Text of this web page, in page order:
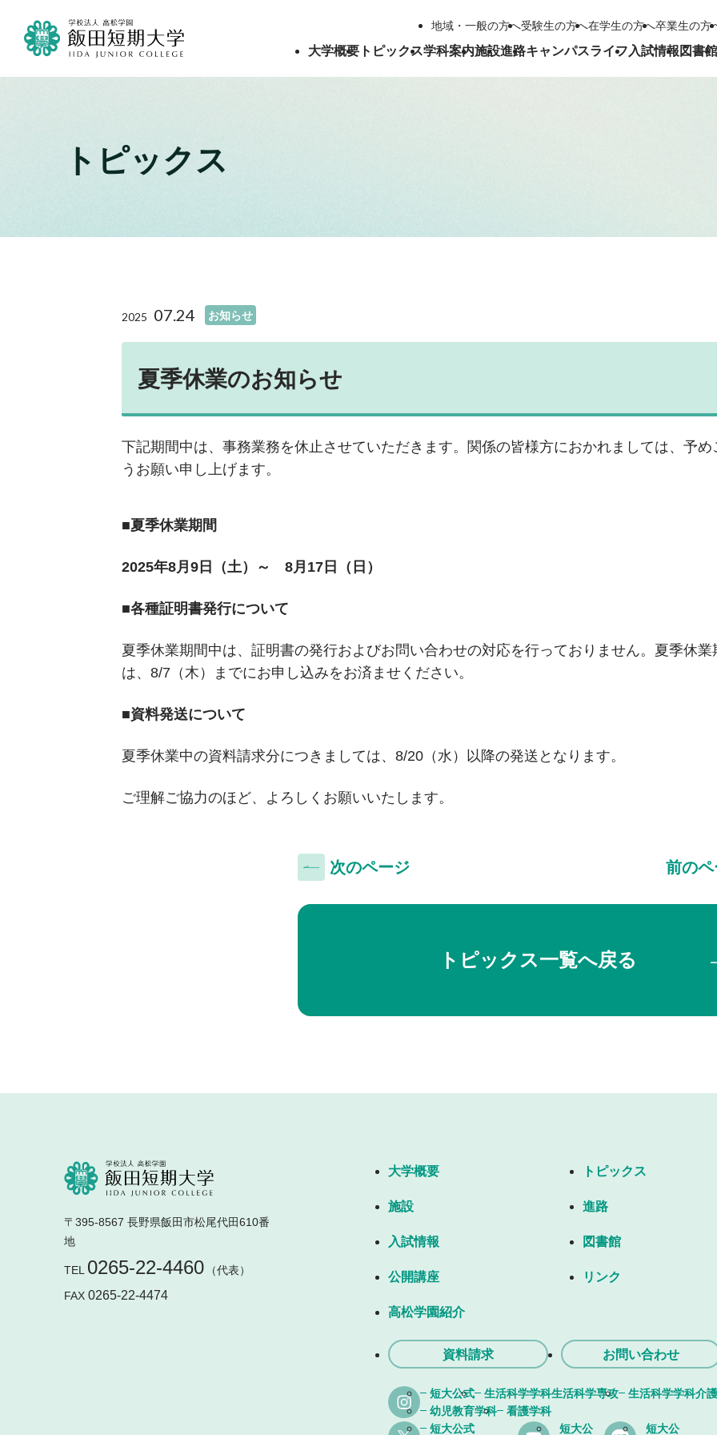
地域・一般の方へ受験生の方へ在学生の方へ卒業生の方
大学概要トピックス学科案内施設進路キャンパスライフ 入試情報 図書館
トピックス
2025 07.24 お知らせ
夏季休業のお知らせ
下記期間中は、事務業務を休止させていただきます。関係の皆様方におかれましては、予
うお願い申し上げます。
■夏季休業期間
2025年8月9日（土）～ 8月17日（日）
■各種証明書発行について
夏季休業期間中は、証明書の発行およびお問い合わせの対応を行っておりません。夏季休
は、8/7（木）までにお申し込みをお済ませください。
■資料発送について
夏季休業中の資料請求分につきましては、8/20（水）以降の発送となります。
ご理解ご協力のほど、よろしくお願いいたします。
前の
次のページ
トピックス一覧へ戻る
〒395-8567 長野県飯田市松尾代田610番
地
TEL 0265-22-4460
（代表）
FAX 0265-22-4474
大学概要 トピックス
施設 進路
入試情報 図書館
公開講座 リンク
高松学園紹介
資料請求 お問い合わせ
短大公式 生活科学学科生活科学専攻
生活科学学科介
幼児教育学科
看護学科
短大公式
短大公 短大公